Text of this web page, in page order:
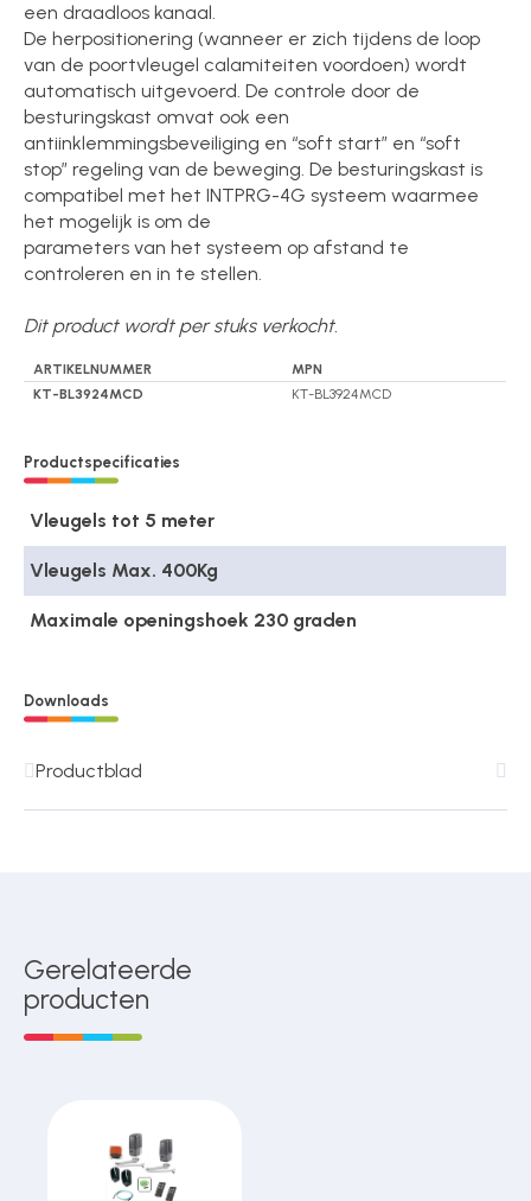
een draadloos kanaal.
De herpositionering (wanneer er zich tijdens de loop
van de poortvleugel calamiteiten voordoen) wordt
automatisch uitgevoerd. De controle door de
besturingskast omvat ook een
antiinklemmingsbeveiliging en “soft start” en “soft
stop” regeling van de beweging. De besturingskast is
compatibel met het INTPRG-4G systeem waarmee
het mogelijk is om de
parameters van het systeem op afstand te
controleren en in te stellen.
Dit product wordt per stuks verkocht.
ARTIKELNUMMER
MPN
KT-BL3924MCD
KT-BL3924MCD
Productspecificaties
Vleugels tot 5 meter
Vleugels Max. 400Kg
Maximale openingshoek 230 graden
Downloads
Productblad
Gerelateerde
producten